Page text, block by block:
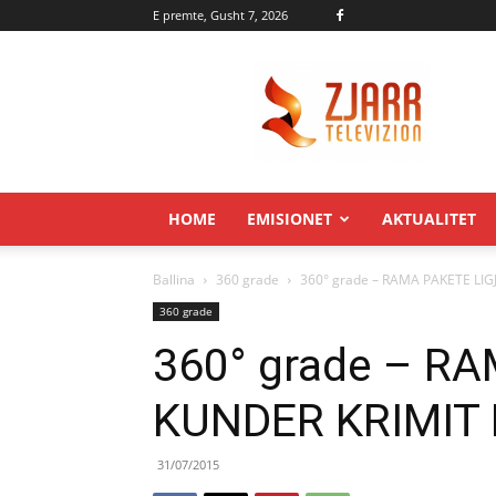
E premte, Gusht 7, 2026
HOME EMISIONET AKTUALITET
Ballina 360 grade 360° grade – RAMA PAKETE
360 grade
360° grade –
KUNDER
31/07/2015